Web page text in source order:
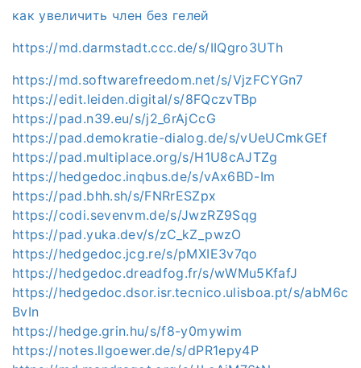
как увеличить член без гелей
https://md.darmstadt.ccc.de/s/IIQgro3UTh
https://md.softwarefreedom.net/s/VjzFCYGn7
https://edit.leiden.digital/s/8FQczvTBp
https://pad.n39.eu/s/j2_6rAjCcG
https://pad.demokratie-dialog.de/s/vUeUCmkGEf
https://pad.multiplace.org/s/H1U8cAJTZg
https://hedgedoc.inqbus.de/s/vAx6BD-Im
https://pad.bhh.sh/s/FNRrESZpx
https://codi.sevenvm.de/s/JwzRZ9Sqg
https://pad.yuka.dev/s/zC_kZ_pwzO
https://hedgedoc.jcg.re/s/pMXIE3v7qo
https://hedgedoc.dreadfog.fr/s/wWMu5KfafJ
https://hedgedoc.dsor.isr.tecnico.ulisboa.pt/s/abM6c
BvIn
https://hedge.grin.hu/s/f8-y0mywim
https://notes.llgoewer.de/s/dPR1epy4P